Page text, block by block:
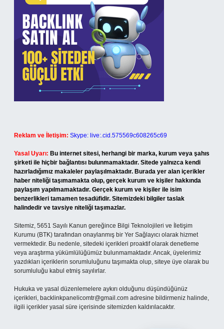
Reklam ve İletişim: Skype: live:.cid.575569c608265c69
Yasal Uyarı: Bu internet sitesi, herhangi bir marka, kurum veya şahıs
şirketi ile hiçbir bağlantısı bulunmamaktadır. Sitede yalnızca kendi
hazırladığımız makaleler paylaşılmaktadır. Burada yer alan içerikler
haber niteliği taşımamakta olup, gerçek kurum ve kişiler hakkında
paylaşım yapılmamaktadır. Gerçek kurum ve kişiler ile isim
benzerlikleri tamamen tesadüfidir. Sitemizdeki bilgiler taslak
halindedir ve tavsiye niteliği taşımazlar.
Sitemiz, 5651 Sayılı Kanun gereğince Bilgi Teknolojileri ve İletişim
Kurumu (BTK) tarafından onaylanmış bir Yer Sağlayıcı olarak hizmet
vermektedir. Bu nedenle, sitedeki içerikleri proaktif olarak denetleme
veya araştırma yükümlülüğümüz bulunmamaktadır. Ancak, üyelerimiz
yazdıkları içeriklerin sorumluluğunu taşımakta olup, siteye üye olarak bu
sorumluluğu kabul etmiş sayılırlar.
Hukuka ve yasal düzenlemelere aykırı olduğunu düşündüğünüz
içerikleri, backlinkpanelicomtr@gmail.com adresine bildirmeniz halinde,
ilgili içerikler yasal süre içerisinde sitemizden kaldırılacaktır.